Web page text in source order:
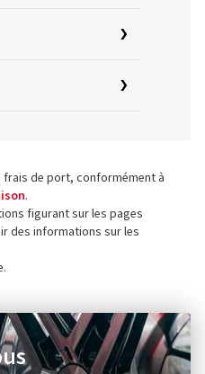
frais de port, conformément à
.
figurant sur les pages
des informations sur les